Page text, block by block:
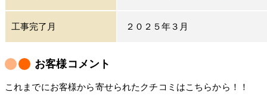
工事完了月 ２０２５年３月
お客様コメント
これまでにお客様から寄せられたクチコミはこちらから！！